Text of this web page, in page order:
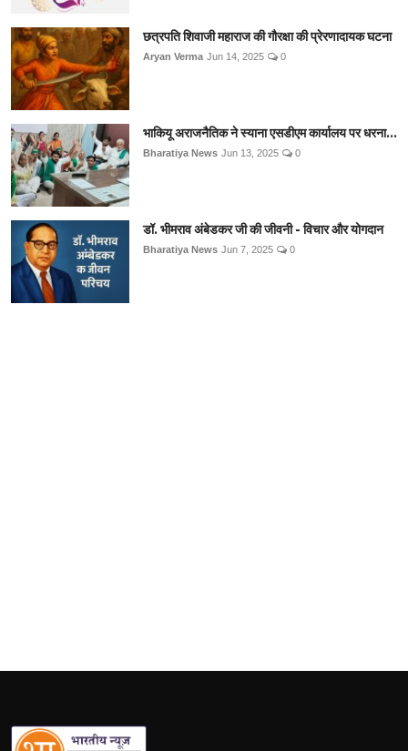
छत्रपति शिवाजी महाराज की गौरक्षा की प्रेरणादायक घटना
Aryan Verma Jun 14, 2025 0
भाकियू अराजनैतिक ने स्याना एसडीएम कार्यालय पर धरना...
Bharatiya News Jun 13, 2025 0
डॉ. भीमराव अंबेडकर जी की जीवनी - विचार और योगदान
Bharatiya News Jun 7, 2025 0